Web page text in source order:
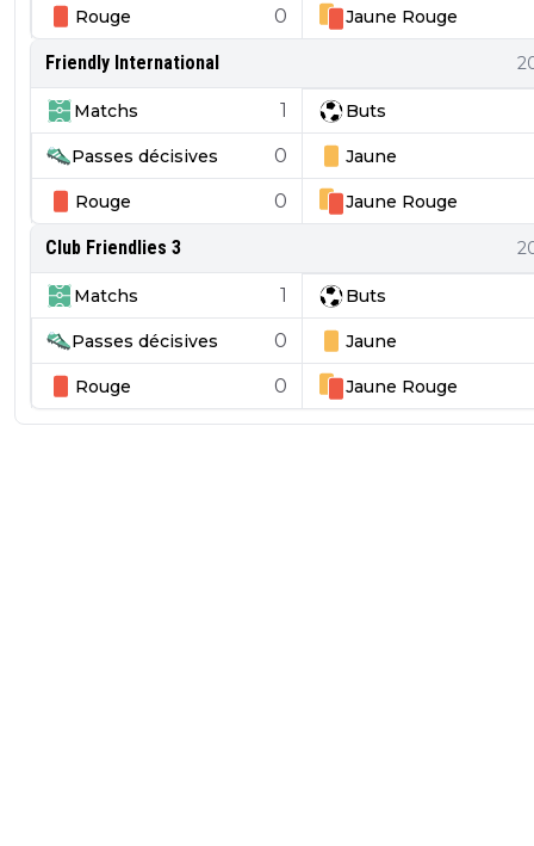
Rouge 0 Jaune Rouge
Friendly International
Matchs 1 Buts
Passes décisives 0 Jaune
Rouge 0 Jaune Rouge
Club Friendlies 3
Matchs 1 Buts
Passes décisives 0 Jaune
Rouge 0 Jaune Rouge